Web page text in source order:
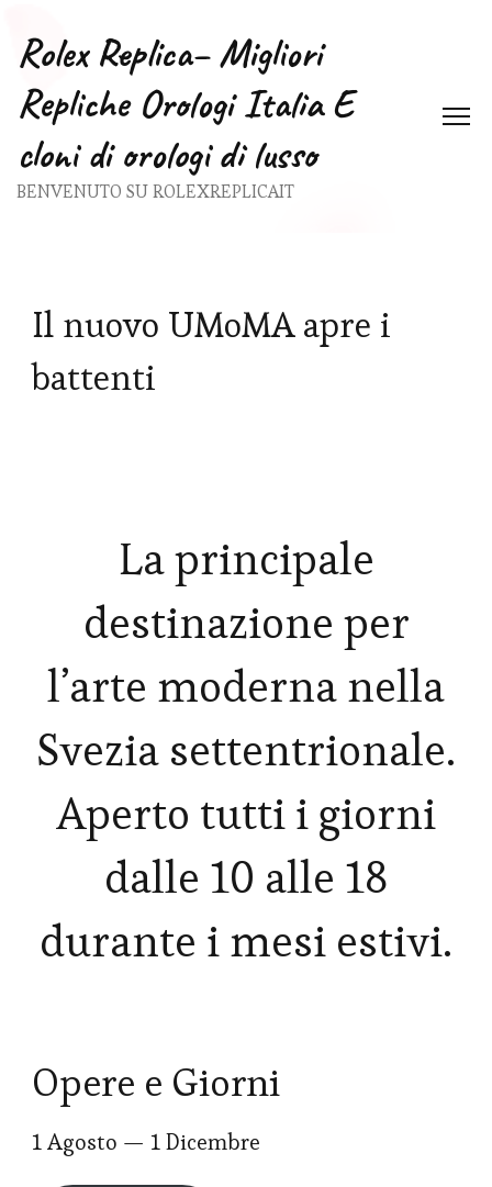
Rolex Replica– Migliori
Repliche Orologi Italia E
cloni di orologi di lusso
BENVENUTO SU ROLEXREPLICAIT
Il nuovo UMoMA apre i
battenti
La principale
destinazione per
l’arte moderna nella
Svezia settentrionale.
Aperto tutti i giorni
dalle 10 alle 18
durante i mesi estivi.
Opere e Giorni
1 Agosto — 1 Dicembre